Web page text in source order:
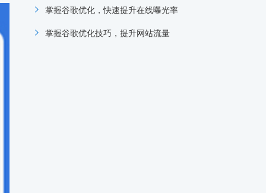
掌握谷歌优化，快速提升在线曝光率
掌握谷歌优化技巧，提升网站流量